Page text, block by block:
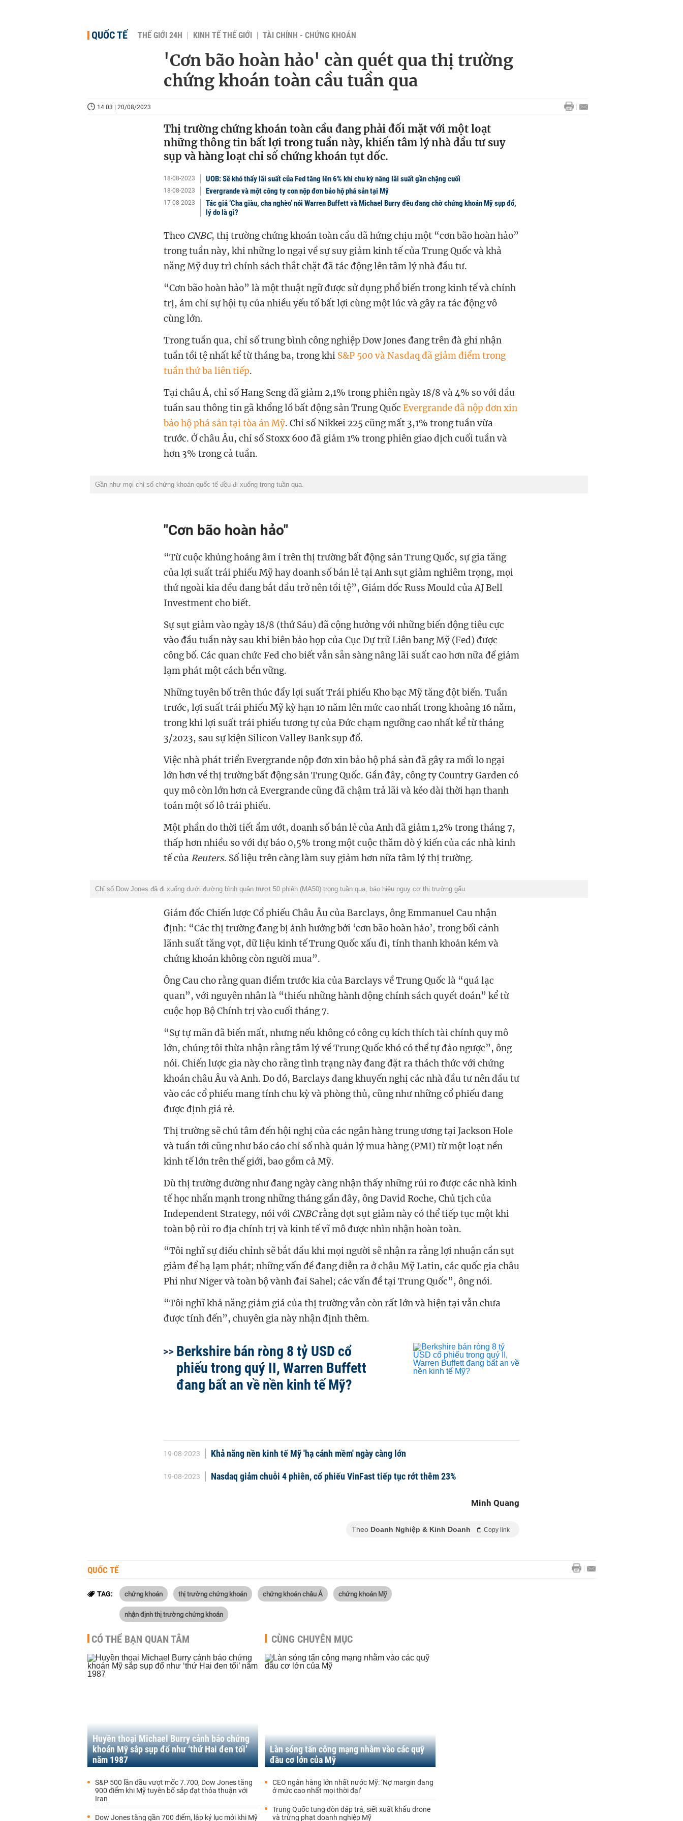
QUỐC TẾ THẾ GIỚI 24H KINH TẾ THẾ GIỚI TÀI CHÍNH - CHỨNG KHOÁN
'Cơn bão hoàn hảo' càn quét qua thị trường
chứng khoán toàn cầu tuần qua
14:03 | 20/08/2023
Thị trường chứng khoán toàn cầu đang phải đối mặt với một loạt
những thông tin bất lợi trong tuần này, khiến tâm lý nhà đầu tư suy
sụp và hàng loạt chỉ số chứng khoán tụt dốc.
18-08-2023 UOB: Sẽ khó thấy lãi suất của Fed tăng lên 6% khi chu kỳ nâng lãi suất gần chặng cuối
18-08-2023 Evergrande và một công ty con nộp đơn bảo hộ phá sản tại Mỹ
17-08-2023
Tác giả ‘Cha giàu, cha nghèo’ nói Warren Buffett và Michael Burry đều đang chờ chứng khoán Mỹ sụp đổ,
lý do là gì?
Theo CNBC, thị trường chứng khoán toàn cầu đã hứng chịu một “cơn bão hoàn hảo”
trong tuần này, khi những lo ngại về sự suy giảm kinh tế của Trung Quốc và khả
năng Mỹ duy trì chính sách thắt chặt đã tác động lên tâm lý nhà đầu tư.
“Cơn bão hoàn hảo” là một thuật ngữ được sử dụng phổ biến trong kinh tế và chính
trị, ám chỉ sự hội tụ của nhiều yếu tố bất lợi cùng một lúc và gây ra tác động vô
cùng lớn.
Trong tuần qua, chỉ số trung bình công nghiệp Dow Jones đang trên đà ghi nhận
tuần tồi tệ nhất kể từ tháng ba, trong khi S&P 500 và Nasdaq đã giảm điểm trong
tuần thứ ba liên tiếp.
Tại châu Á, chỉ số Hang Seng đã giảm 2,1% trong phiên ngày 18/8 và 4% so với đầu
tuần sau thông tin gã khổng lồ bất động sản Trung Quốc Evergrande đã nộp đơn xin
bảo hộ phá sản tại tòa án Mỹ. Chỉ số Nikkei 225 cũng mất 3,1% trong tuần vừa
trước. Ở châu Âu, chỉ số Stoxx 600 đã giảm 1% trong phiên giao dịch cuối tuần và
hơn 3% trong cả tuần.
Gần như mọi chỉ số chứng khoán quốc tế đều đi xuống trong tuần qua.
"Cơn bão hoàn hảo"
“Từ cuộc khủng hoảng âm ỉ trên thị trường bất động sản Trung Quốc, sự gia tăng
của lợi suất trái phiếu Mỹ hay doanh số bán lẻ tại Anh sụt giảm nghiêm trọng, mọi
thứ ngoài kia đều đang bắt đầu trở nên tồi tệ”, Giám đốc Russ Mould của AJ Bell
Investment cho biết.
Sự sụt giảm vào ngày 18/8 (thứ Sáu) đã cộng hưởng với những biến động tiêu cực
vào đầu tuần này sau khi biên bảo họp của Cục Dự trữ Liên bang Mỹ (Fed) được
công bố. Các quan chức Fed cho biết vẫn sẵn sàng nâng lãi suất cao hơn nữa để giảm
lạm phát một cách bền vững.
Những tuyên bố trên thúc đẩy lợi suất Trái phiếu Kho bạc Mỹ tăng đột biến. Tuần
trước, lợi suất trái phiếu Mỹ kỳ hạn 10 năm lên mức cao nhất trong khoảng 16 năm,
trong khi lợi suất trái phiếu tương tự của Đức chạm ngưỡng cao nhất kể từ tháng
3/2023, sau sự kiện Silicon Valley Bank sụp đổ.
Việc nhà phát triển Evergrande nộp đơn xin bảo hộ phá sản đã gây ra mối lo ngại
lớn hơn về thị trường bất động sản Trung Quốc. Gần đây, công ty Country Garden có
quy mô còn lớn hơn cả Evergrande cũng đã chậm trả lãi và kéo dài thời hạn thanh
toán một số lô trái phiếu.
Một phần do thời tiết ẩm ướt, doanh số bán lẻ của Anh đã giảm 1,2% trong tháng 7,
thấp hơn nhiều so với dự báo 0,5% trong một cuộc thăm dò ý kiến ​​của các nhà kinh
tế của Reuters. Số liệu trên càng làm suy giảm hơn nữa tâm lý thị trường.
Chỉ số Dow Jones đã đi xuống dưới đường bình quân trượt 50 phiên (MA50) trong tuần qua, báo hiệu nguy cơ thị trường gấu.
Giám đốc Chiến lược Cổ phiếu Châu Âu của Barclays, ông Emmanuel Cau nhận
định: “Các thị trường đang bị ảnh hưởng bởi ‘cơn bão hoàn hảo’, trong bối cảnh
lãnh suất tăng vọt, dữ liệu kinh tế Trung Quốc xấu đi, tính thanh khoản kém và
chứng khoán không còn người mua”.
Ông Cau cho rằng quan điểm trước kia của Barclays về Trung Quốc là “quá lạc
quan”, với nguyên nhân là “thiếu những hành động chính sách quyết đoán” kể từ
cuộc họp Bộ Chính trị vào cuối tháng 7.
“Sự tự mãn đã biến mất, nhưng nếu không có công cụ kích thích tài chính quy mô
lớn, chúng tôi thừa nhận rằng tâm lý về Trung Quốc khó có thể tự đảo ngược”, ông
nói. Chiến lược gia này cho rằng tình trạng này đang đặt ra thách thức với chứng
khoán châu Âu và Anh. Do đó, Barclays đang khuyến nghị các nhà đầu tư nên đầu tư
vào các cổ phiếu mang tính chu kỳ và phòng thủ, cũng như những cổ phiếu đang
được định giá rẻ.
Thị trường sẽ chú tâm đến hội nghị của các ngân hàng trung ương tại Jackson Hole
và tuần tới cũng như báo cáo chỉ số nhà quản lý mua hàng (PMI) từ một loạt nền
kinh tế lớn trên thế giới, bao gồm cả Mỹ.
Dù thị trường dường như đang ngày càng nhận thấy những rủi ro được các nhà kinh
tế học nhấn mạnh trong những tháng gần đây, ông David Roche, Chủ tịch của
Independent Strategy, nói với CNBCrằng đợt sụt giảm này có thể tiếp tục một khi
toàn bộ rủi ro địa chính trị và kinh tế vĩ mô được nhìn nhận hoàn toàn.
“Tôi nghĩ sự điều chỉnh sẽ bắt đầu khi mọi người sẽ nhận ra rằng lợi nhuận cần sụt
giảm để hạ lạm phát; những vấn đề đang diễn ra ở châu Mỹ Latin, các quốc gia châu
Phi như Niger và toàn bộ vành đai Sahel; các vấn đề tại Trung Quốc”, ông nói.
“Tôi nghĩ khả năng giảm giá của thị trường vẫn còn rất lớn và hiện tại vẫn chưa
được tính đến”, chuyên gia này nhận định thêm.
Berkshire bán ròng 8 tỷ USD cổ
phiếu trong quý II, Warren Buffett
đang bất an về nền kinh tế Mỹ?
19-08-2023 Khả năng nền kinh tế Mỹ 'hạ cánh mềm' ngày càng lớn
19-08-2023 Nasdaq giảm chuỗi 4 phiên, cổ phiếu VinFast tiếp tục rớt thêm 23%
Minh Quang
Theo Doanh Nghiệp & Kinh Doanh Copy link
QUỐC TẾ
TAG: chứng khoán thị trường chứng khoán chứng khoán châu Á chứng khoán Mỹ
nhận định thị trường chứng khoán
CÓ THỂ BẠN QUAN TÂM
Huyền thoại Michael Burry cảnh báo chứng
khoán Mỹ sắp sụp đổ như ‘thứ Hai đen tối’
năm 1987
S&P 500 lần đầu vượt mốc 7.700, Dow Jones tăng
900 điểm khi Mỹ tuyên bố sắp đạt thỏa thuận với
Iran
Dow Jones tăng gần 700 điểm, lập kỷ lục mới khi Mỹ
CÙNG CHUYÊN MỤC
Làn sóng tấn công mạng nhằm vào các quỹ
đầu cơ lớn của Mỹ
CEO ngân hàng lớn nhất nước Mỹ: ‘Nợ margin đang
ở mức cao nhất mọi thời đại’
Trung Quốc tung đòn đáp trả, siết xuất khẩu drone
và trừng phạt doanh nghiệp Mỹ